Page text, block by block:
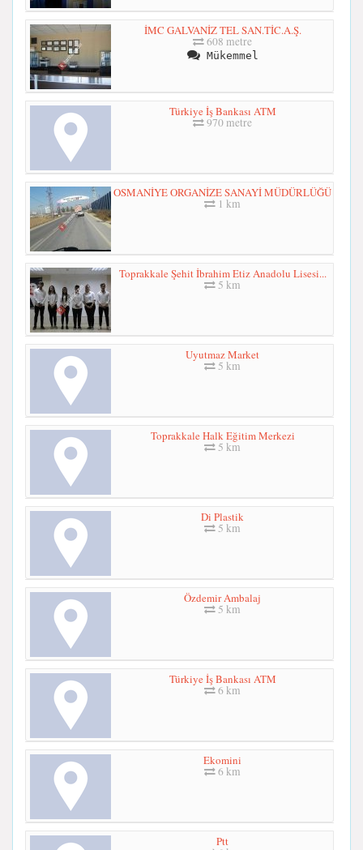
İMC GALVANİZ TEL SAN.TİC.A.Ş.
608 metre
Mükemmel
Türkiye İş Bankası ATM
970 metre
OSMANİYE ORGANİZE SANAYİ MÜDÜRLÜĞÜ
1 km
Toprakkale Şehit İbrahim Etiz Anadolu Lisesi...
5 km
Uyutmaz Market
5 km
Toprakkale Halk Eğitim Merkezi
5 km
Di Plastik
5 km
Özdemir Ambalaj
5 km
Türkiye İş Bankası ATM
6 km
Ekomini
6 km
Ptt